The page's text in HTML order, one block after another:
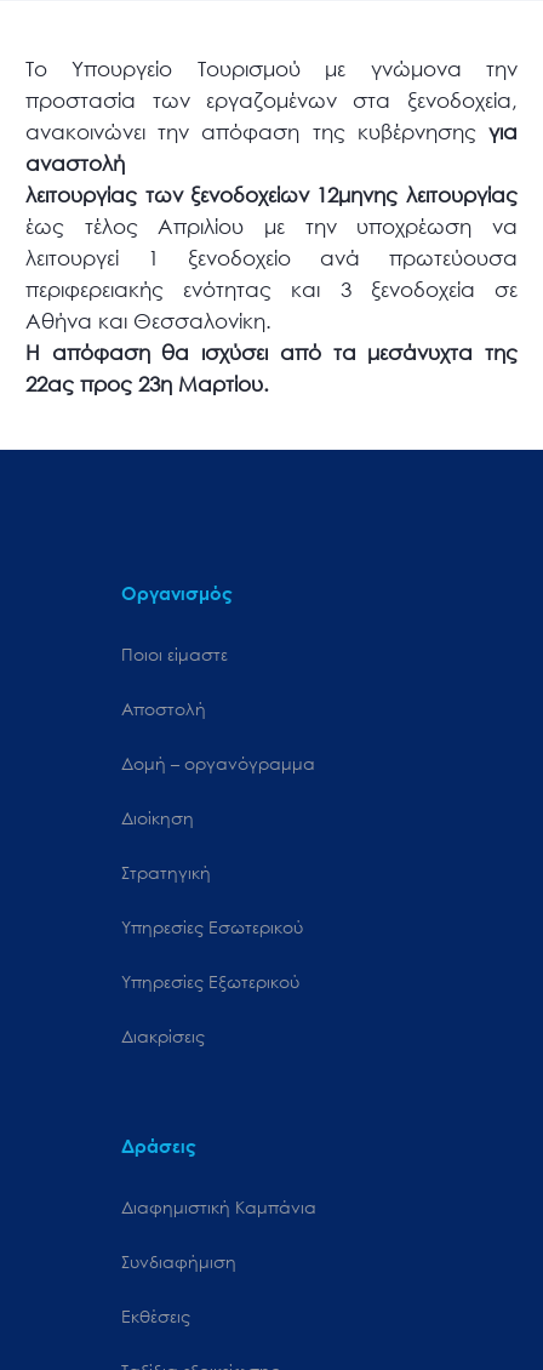
Το Υπουργείο Τουρισμού με γνώμονα την
προστασία των εργαζομένων στα ξενοδοχεία,
ανακοινώνει την απόφαση της κυβέρνησης για
αναστολή
λειτουργίας των ξενοδοχείων 12μηνης λειτουργίας
έως τέλος Απριλίου με την υποχρέωση να
λειτουργεί 1 ξενοδοχείο ανά πρωτεύουσα
περιφερειακής ενότητας και 3 ξενοδοχεία σε
Αθήνα και Θεσσαλονίκη.
Η απόφαση θα ισχύσει από τα μεσάνυχτα της
22ας προς 23η Μαρτίου.
Οργανισμός
Ποιοι είμαστε
Αποστολή
Δομή – οργανόγραμμα
Διοίκηση
Στρατηγική
Υπηρεσίες Εσωτερικού
Υπηρεσίες Εξωτερικού
Διακρίσεις
Δράσεις
Διαφημιστική Καμπάνια
Συνδιαφήμιση
Εκθέσεις